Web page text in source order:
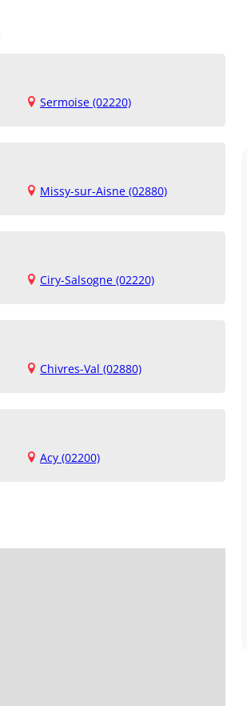
Sermoise (02220)
Missy-sur-Aisne (02880)
Ciry-Salsogne (02220)
Chivres-Val (02880)
Acy (02200)